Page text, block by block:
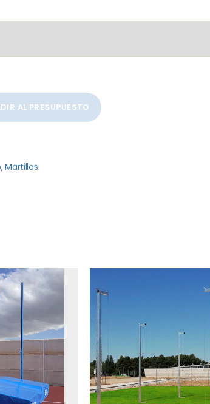
AL PRESUPUESTO
,Martillos